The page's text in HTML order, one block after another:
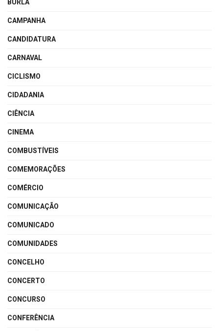
BURLA
CAMPANHA
CANDIDATURA
CARNAVAL
CICLISMO
CIDADANIA
CIÊNCIA
CINEMA
COMBUSTÍVEIS
COMEMORAÇÕES
COMÉRCIO
COMUNICAÇÃO
COMUNICADO
COMUNIDADES
CONCELHO
CONCERTO
CONCURSO
CONFERÊNCIA